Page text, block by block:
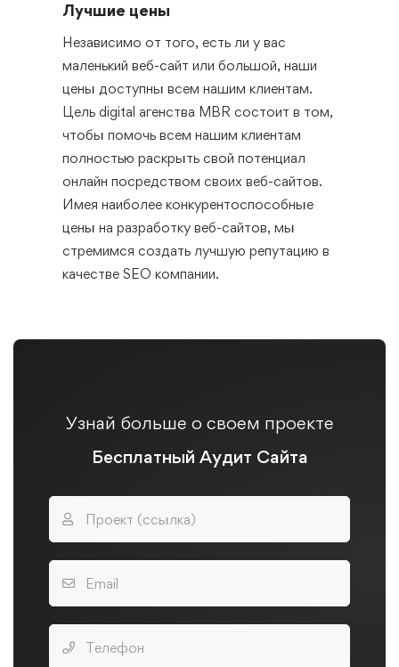
Лучшие цены
Независимо от того, есть ли у вас
маленький веб-сайт или большой, наши
цены доступны всем нашим клиентам.
Цель digital агенства MBR состоит в том,
чтобы помочь всем нашим клиентам
полностью раскрыть свой потенциал
онлайн посредством своих веб-сайтов.
Имея наиболее конкурентоспособные
цены на разработку веб-сайтов, мы
стремимся создать лучшую репутацию в
качестве SEO компании.
Узнай больше о своем проекте
Бесплатный Аудит Сайта